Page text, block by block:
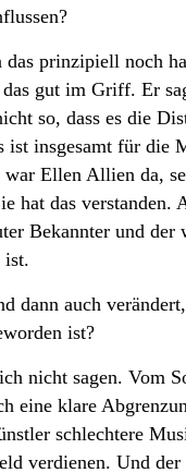
prinzipiell noch
gut im Griff. Er
so, dass es die
ist insgesamt für die
war Ellen Allien da,
hat das verstanden.
Bekannter und der
ist.
dann auch
ist?
nicht sagen. Vom
eine klare
schlechtere
verdienen. Und